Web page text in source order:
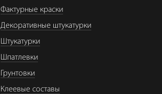
Фактурные краски
Декоративные штукатурки
Штукатурки
Шпатлевки
Грунтовки
Клеевые составы